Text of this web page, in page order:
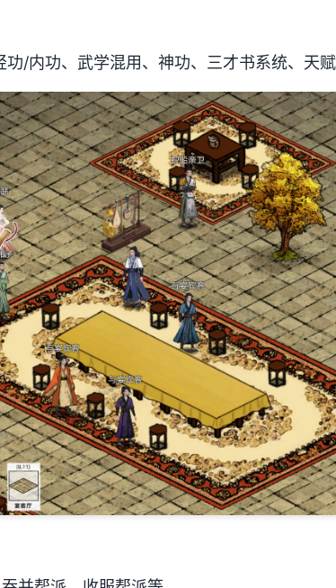
/内功、武学混用、神功、三才书系统、天